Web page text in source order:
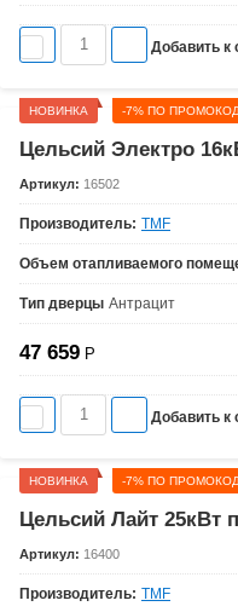
Добавить к
НОВИНКА -7% ПО
Цельсий Электро
Артикул: 16502
Производитель: TMF
Объем отапливаемого
Тип дверцы Антрацит
47 659 Р
Добавить к
НОВИНКА -7% ПО
Цельсий Лайт
Артикул: 16400
Производитель: TMF